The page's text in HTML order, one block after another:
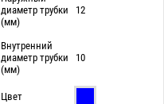
диаметр трубки
(мм)
12
Внутренний
диаметр трубки
(мм)
10
Цвет